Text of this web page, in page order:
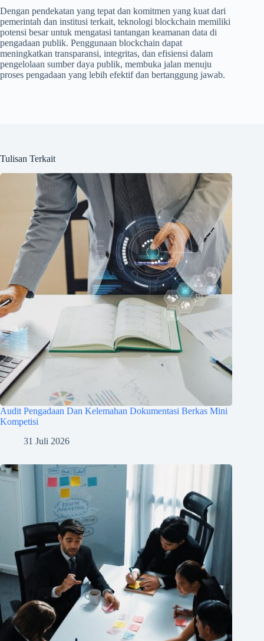
Dengan pendekatan yang tepat dan komitmen yang kuat dari
pemerintah dan institusi terkait, teknologi blockchain memiliki
potensi besar untuk mengatasi tantangan keamanan data di
pengadaan publik. Penggunaan blockchain dapat
meningkatkan transparansi, integritas, dan efisiensi dalam
pengelolaan sumber daya publik, membuka jalan menuju
proses pengadaan yang lebih efektif dan bertanggung jawab.
Tulisan Terkait
Audit Pengadaan Dan Kelemahan Dokumentasi Berkas Mini
Kompetisi
31 Juli 2026